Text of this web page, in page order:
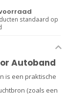
standaard op
Autoband
is een praktische
(zoals een